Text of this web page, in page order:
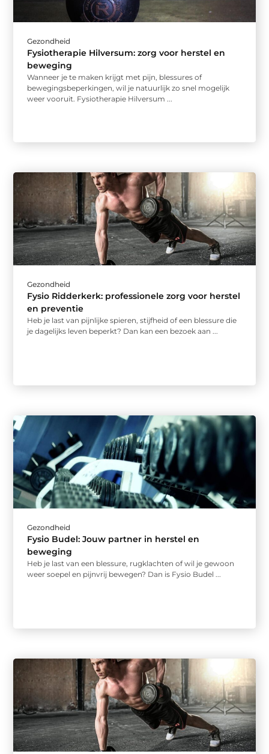
Gezondheid
Fysiotherapie Hilversum: zorg voor herstel en
beweging
Wanneer je te maken krijgt met pijn, blessures of
bewegingsbeperkingen, wil je natuurlijk zo snel mogelijk
weer vooruit. Fysiotherapie Hilversum ...
Gezondheid
Fysio Ridderkerk: professionele zorg voor herstel
en preventie
Heb je last van pijnlijke spieren, stijfheid of een blessure die
je dagelijks leven beperkt? Dan kan een bezoek aan ...
Gezondheid
Fysio Budel: Jouw partner in herstel en
beweging
Heb je last van een blessure, rugklachten of wil je gewoon
weer soepel en pijnvrij bewegen? Dan is Fysio Budel ...